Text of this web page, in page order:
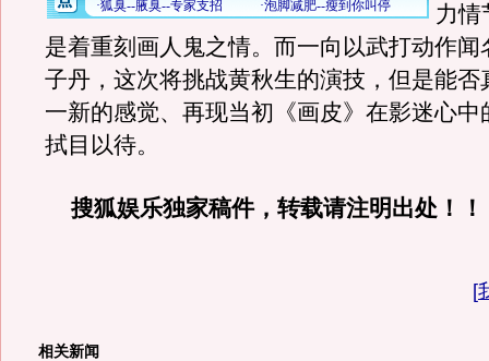
力情
是着重刻画人鬼之情。而一向以武打动作闻
子丹，这次将挑战黄秋生的演技，但是能否
一新的感觉、再现当初《画皮》在影迷心中
拭目以待。
搜狐娱乐独家稿件，转载请注明出处！！
[
相关新闻